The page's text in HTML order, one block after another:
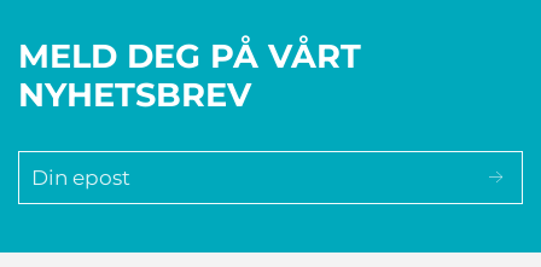
MELD DEG PÅ VÅRT
NYHETSBREV